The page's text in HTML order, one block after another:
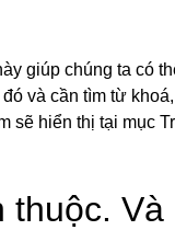
giúp chúng ta có
và cần tìm từ
sẽ hiển thị tại mục
thuộc. Và